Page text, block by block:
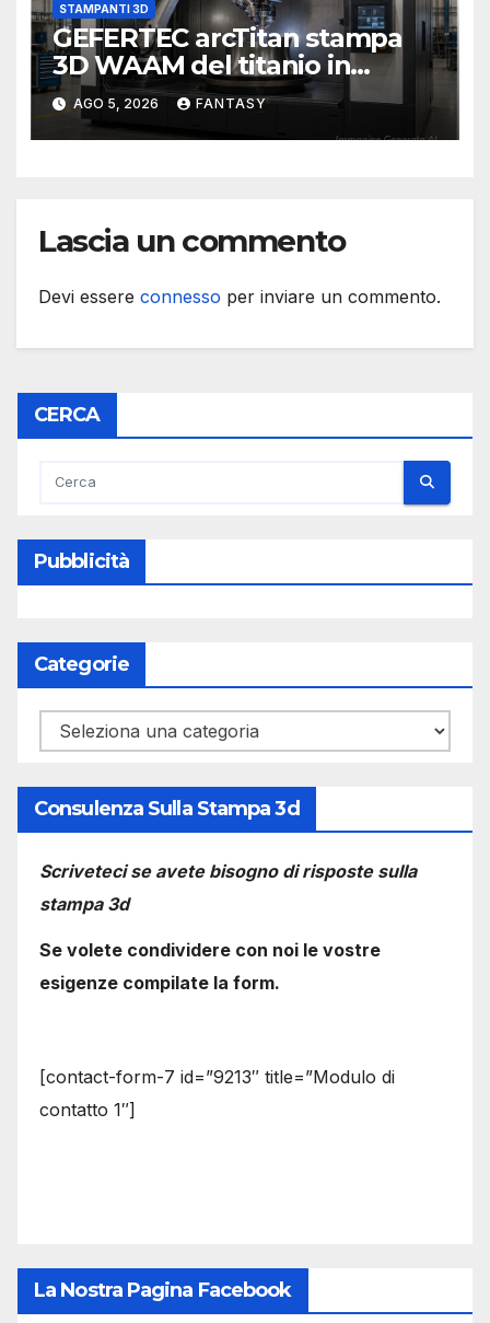
STAMPANTI 3D
GEFERTEC arcTitan stampa
3D WAAM del titanio in
camera inerte
AGO 5, 2026 FANTASY
Lascia un commento
Devi essere connesso per inviare un commento.
CERCA
Pubblicità
Categorie
Categorie
Consulenza Sulla Stampa 3d
Scriveteci se avete bisogno di risposte sulla
stampa 3d
Se volete condividere con noi le vostre
esigenze compilate la form.
[contact-form-7 id=”9213″ title=”Modulo di
contatto 1″]
La Nostra Pagina Facebook